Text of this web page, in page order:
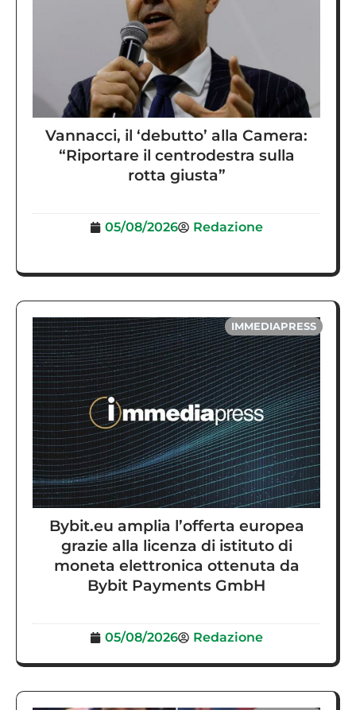
Vannacci, il ‘debutto’ alla Camera:
“Riportare il centrodestra sulla
rotta giusta”
05/08/2026 Redazione
IMMEDIAPRESS
Bybit.eu amplia l’offerta europea
grazie alla licenza di istituto di
moneta elettronica ottenuta da
Bybit Payments GmbH
05/08/2026 Redazione